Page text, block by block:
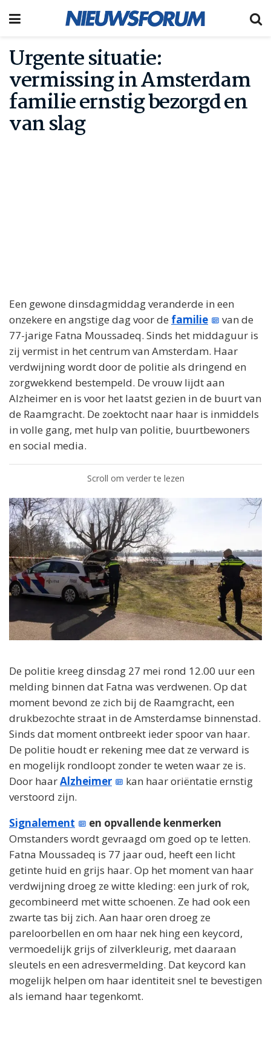
Urgente situatie:
vermissing in Amsterdam
familie ernstig bezorgd en
van slag
Een gewone dinsdagmiddag veranderde in een
onzekere en angstige dag voor de familie
van de
77-jarige Fatna Moussadeq. Sinds het middaguur is
zij vermist in het centrum van Amsterdam. Haar
verdwijning wordt door de politie als dringend en
zorgwekkend bestempeld. De vrouw lijdt aan
Alzheimer en is voor het laatst gezien in de buurt van
de Raamgracht. De zoektocht naar haar is inmiddels
in volle gang, met hulp van politie, buurtbewoners
en social media.
Scroll om verder te lezen
De politie kreeg dinsdag 27 mei rond 12.00 uur een
melding binnen dat Fatna was verdwenen. Op dat
moment bevond ze zich bij de Raamgracht, een
drukbezochte straat in de Amsterdamse binnenstad.
Sinds dat moment ontbreekt ieder spoor van haar.
De politie houdt er rekening mee dat ze verward is
en mogelijk rondloopt zonder te weten waar ze is.
Door haarAlzheimer
kan haar oriëntatie ernstig
verstoord zijn.
Signalement
en opvallende kenmerken
Omstanders wordt gevraagd om goed op te letten.
Fatna Moussadeq is 77 jaar oud, heeft een licht
getinte huid en grijs haar. Op het moment van haar
verdwijning droeg ze witte kleding: een jurk of rok,
gecombineerd met witte schoenen. Ze had ook een
zwarte tas bij zich. Aan haar oren droeg ze
pareloorbellen en om haar nek hing een keycord,
vermoedelijk grijs of zilverkleurig, met daaraan
sleutels en een adresvermelding. Dat keycord kan
mogelijk helpen om haar identiteit snel te bevestigen
als iemand haar tegenkomt.